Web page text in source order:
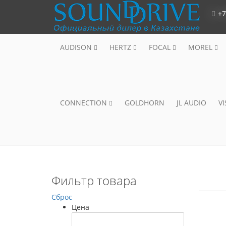
AUDISON HERTZ FOCAL MOREL
CONNECTION GOLDHORN JL AUDIO
Фильтр товара
Сброс
Цена